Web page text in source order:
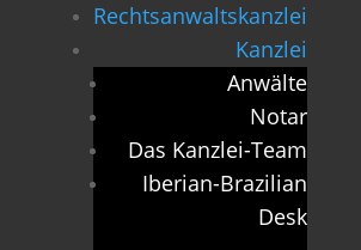
Rechtsanwaltskanzlei
Kanzlei
Anwälte
Notar
Das Kanzlei-Team
Iberian-Brazilian
Desk